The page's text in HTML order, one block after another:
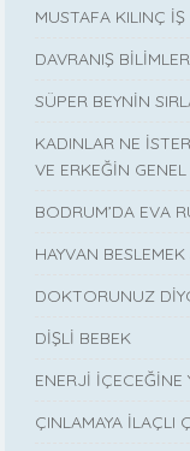
MUSTAFA KILINÇ İŞ
DAVRANIŞ
SÜPER BEYNİN
KADINLAR NE
VE ERKEĞİN
BODRUM’DA EVA
HAYVAN
DOKTORUNUZ
DİŞLİ BEBEK
ENERJİ İÇECEĞİNE
ÇINLAMAYA İLAÇLI